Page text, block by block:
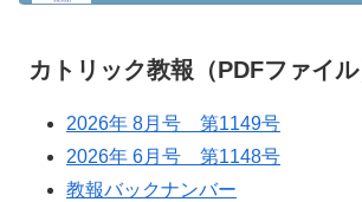
カトリック教報（PDFファイル
2026年 8月号 第1149号
2026年 6月号 第1148号
教報バックナンバー